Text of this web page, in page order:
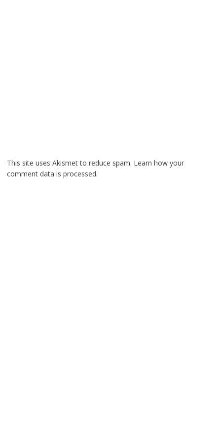
This site uses Akismet to reduce spam. Learn how your
comment data is processed.